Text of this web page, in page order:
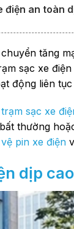
điện an toàn
tăng
sạc xe
động liên
sạc xe
thường
pin xe điện
dịp